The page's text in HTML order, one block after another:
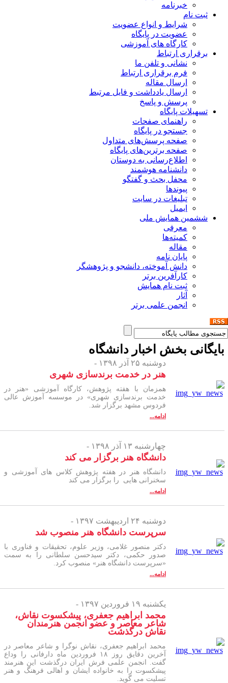
خبرنامه
ثبت نام
شرایط و انواع عضویت
عضویت در پایگاه
کارگاه های آموزشی
برقراری ارتباط
نشانی و تلفن ما
فرم برقراری ارتباط
ارسال مقاله
ارسال یادداشت و فایل مرتبط
پرسش و پاسخ
تسهیلات پایگاه
راهنمای صفحات
جستجو در پایگاه
صفحه پرسش‌های متداول
صفحه برترین‌های پایگاه
اطلاع‌رسانی به دوستان
دانشنامه هوشمند
محفل بحث و گفتگو
پیوندها
تبلیغات در سایت
ایمیل
ششمین همایش ملی
معرفی
کمیته‌ها
مقاله
پایان نامه
دانش آموخته، دانشجو و پژوهشگر
کارآفرین برتر
ثبت نام همایش
آثار
انجمن علمی برتر
بخش اخبار دانشگاه
دوشنبه ۲۵ آذر ۱۳۹۸ -
هنر در خدمت برندسازی شهری
همزمان با هفته پژوهش، کارگاه آموزشی «هنر در
خدمت برندسازی شهری» در موسسه آموزش عالی
فردوس مشهد برگزار شد.
ادامه...
چهارشنبه ۱۳ آذر ۱۳۹۸ -
دانشگاه هنر برگزار می کند
دانشگاه هنر در هفته پژوهش کلاس های آموزشی و
سخنرانی هایی را برگزار می کند
ادامه...
دوشنبه ۲۴ اردیبهشت ۱۳۹۷ -
سرپرست دانشگاه هنر منصوب شد
دکتر منصور غلامی، وزیر علوم، تحقیقات و فناوری با
صدور حکمی، دکتر سیدحسن سلطانی را به سمت
«سرپرست دانشگاه هنر» منصوب کرد.
ادامه...
یکشنبه ۱۹ فروردین ۱۳۹۷ -
محمد ابراهیم جعفری، پیشکسوت نقاش،
شاعر معاصر و عضو انجمن هنرمندان
نقاش درگذشت
محمد ابراهیم جعفری، نقاش نوگرا و شاعر معاصر در
آخرین دقایق روز ۱۸ فروردین ماه دارفانی را وداع
گفت. انجمن علمی فرش ایران درگذشت این هنرمند
پیشکسوت را به خانواده ایشان و اهالی فرهنگ و هنر
تسلیت می گوید.